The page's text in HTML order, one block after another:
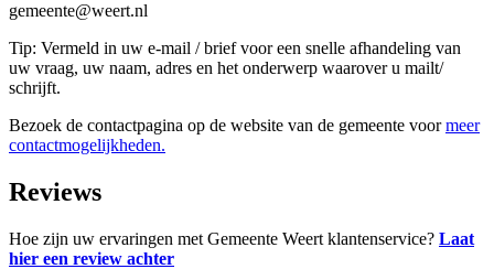
gemeente@weert.nl
Tip: Vermeld in uw e-mail / brief voor een snelle afhandeling van
uw vraag, uw naam, adres en het onderwerp waarover u mailt/
schrijft.
Bezoek de contactpagina op de website van de gemeente voormeer
contactmogelijkheden.
Reviews
Hoe zijn uw ervaringen met Gemeente Weert klantenservice? Laat
hier een review achter